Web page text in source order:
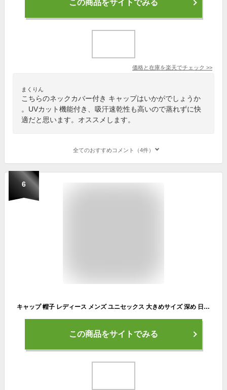
この商品をサイトでみる
価格と在庫を楽天でチェック >>
まくりん
こちらのネックカバー付き キャップはいかがでしょうか
。UVカット機能付き、吸汗速乾性も高いので蒸れずに快
適だと思います。オススメします。
全てのおすすめコメント（4件）
6
キャップ 帽子 レディース メンズ ユニセックス 大きめサイズ 深め 日除け UVカット遮光 ランニング ジョギング ウォーキング スポーツ アウトドア 速乾 機能性 タレ付き オールシーズン 帽子屋 ケースタ
この商品をサイトでみる